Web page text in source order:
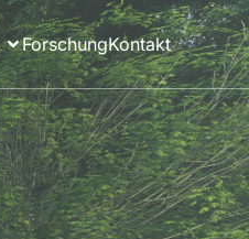
ForschungKontakt